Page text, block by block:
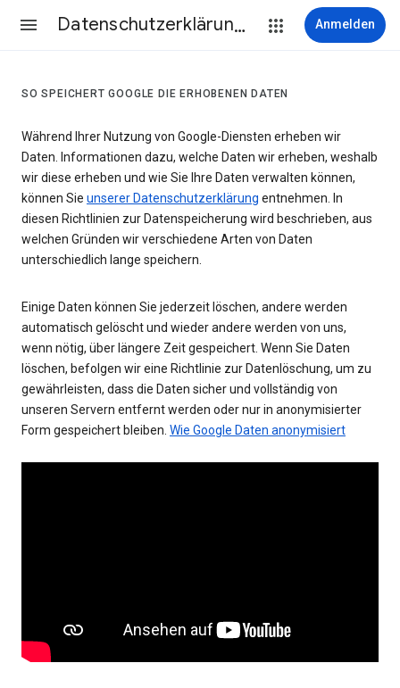
Datenschutzerklärung & Nutzungsbedingungen Anmelden
SO SPEICHERT GOOGLE DIE ERHOBENEN DATEN
Während Ihrer Nutzung von Google-Diensten erheben wir
Daten. Informationen dazu, welche Daten wir erheben, weshalb
wir diese erheben und wie Sie Ihre Daten verwalten können,
können Sie unserer Datenschutzerklärung entnehmen. In
diesen Richtlinien zur Datenspeicherung wird beschrieben, aus
welchen Gründen wir verschiedene Arten von Daten
unterschiedlich lange speichern.
Einige Daten können Sie jederzeit löschen, andere werden
automatisch gelöscht und wieder andere werden von uns,
wenn nötig, über längere Zeit gespeichert. Wenn Sie Daten
löschen, befolgen wir eine Richtlinie zur Datenlöschung, um zu
gewährleisten, dass die Daten sicher und vollständig von
unseren Servern entfernt werden oder nur in anonymisierter
Form gespeichert bleiben. Wie Google Daten anonymisiert